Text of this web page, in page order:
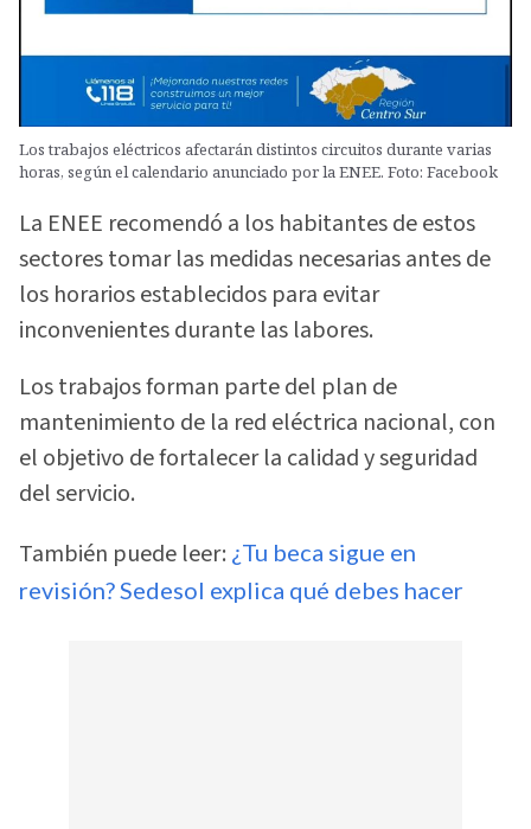
Los trabajos eléctricos afectarán distintos circuitos durante varias
horas, según el calendario anunciado por la ENEE. Foto: Facebook
La ENEE recomendó a los habitantes de estos
sectores tomar las medidas necesarias antes de
los horarios establecidos para evitar
inconvenientes durante las labores.
Los trabajos forman parte del plan de
mantenimiento de la red eléctrica nacional, con
el objetivo de fortalecer la calidad y seguridad
del servicio.
También puede leer: ¿Tu beca sigue en
revisión? Sedesol explica qué debes hacer